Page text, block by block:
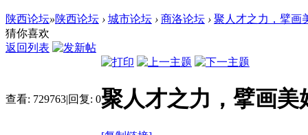
陕西论坛»陕西论坛 › 城市论坛 › 商洛论坛 › 聚人才之力，擘画
猜你喜欢
返回列表
查看: 729763|回复: 0聚人才之力，擘画美